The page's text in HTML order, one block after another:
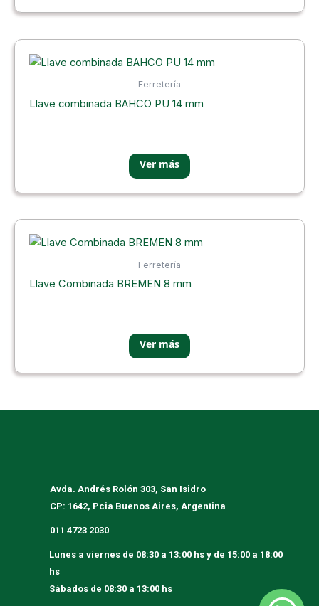
Ferretería
Llave combinada BAHCO PU 14 mm
Ferretería
Llave Combinada BREMEN 8 mm
Avda. Andrés Rolón 303, San Isidro
CP: 1642, Pcia Buenos Aires, Argentina
011 4723 2030
Lunes a viernesde 08:30 a 13:00 hs y de 15:00 a 18:00
hs
Sábadosde 08:30 a 13:00 hs